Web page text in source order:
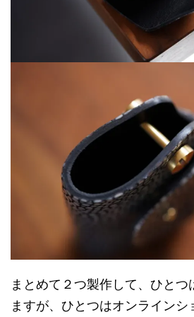
まとめて２つ製作して、ひと
ますが、ひとつはオンラインシ